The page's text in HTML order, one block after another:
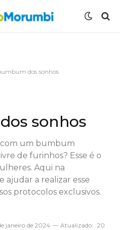
dos sonhos
sonhos
um bumbum
de furinhos? Esse é o
Aqui na
ajudar a realizar esse
protocolos exclusivos.
janeiro de 2024 Atualizado: 20